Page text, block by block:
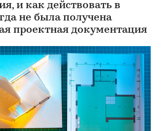
и как действовать в
не была получена
проектная документация